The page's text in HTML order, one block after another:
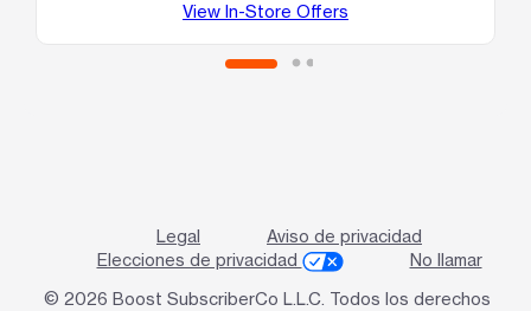
View In-Store Offers
Legal
Aviso de privacidad
Elecciones de privacidad
No llamar
© 2026 Boost SubscriberCo L.L.C. Todos los derechos